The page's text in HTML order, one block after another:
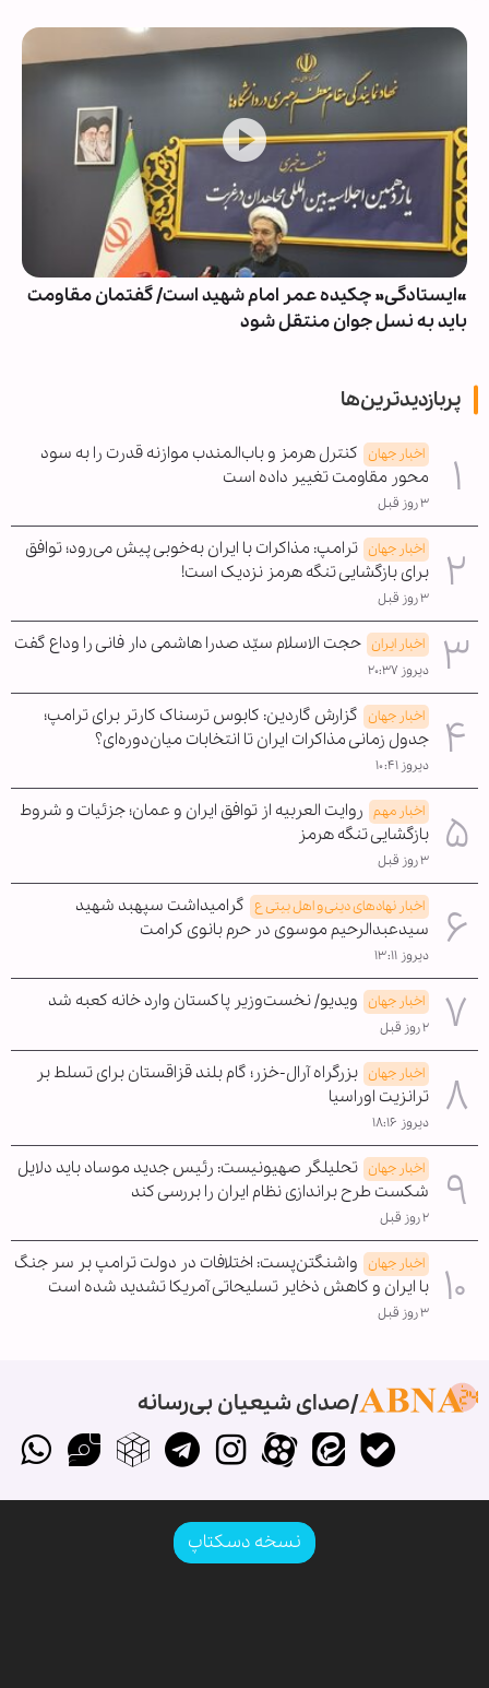
«ایستادگی» چکیده عمر امام شهید است/ گفتمان مقاومت
باید به نسل جوان منتقل شود
پربازدیدترین‌ها
اخبار جهان کنترل هرمز و باب‌المندب موازنه قدرت را به سود
محور مقاومت تغییر داده است
۳ روز قبل
اخبار جهان ترامپ: مذاکرات با ایران به‌خوبی پیش می‌رود؛ توافق
برای بازگشایی تنگه هرمز نزدیک است!
۳ روز قبل
اخبار ایران حجت الاسلام سیّد صدرا هاشمی دار فانی را وداع گفت
دیروز ۲۰:۳۷
اخبار جهان گزارش گاردین: کابوس ترسناک کارتر برای ترامپ؛
جدول زمانی مذاکرات ایران تا انتخابات میان‌دوره‌ای؟
دیروز ۱۰:۴۱
اخبار مهم روایت العربیه از توافق ایران و عمان؛ جزئیات و شروط
بازگشایی تنگه هرمز
۳ روز قبل
اخبار نهادهای دینی و اهل بیتی ع گرامیداشت سپهبد شهید
سیدعبدالرحیم موسوی در حرم بانوی کرامت
دیروز ۱۳:۱۱
اخبار جهان ویدیو/ نخست‌وزیر پاکستان وارد خانه کعبه شد
۲ روز قبل
اخبار جهان بزرگراه آرال-خزر؛ گام بلند قزاقستان برای تسلط بر
ترانزیت اوراسیا
دیروز ۱۸:۱۶
اخبار جهان تحلیلگر صهیونیست: رئیس جدید موساد باید دلایل
شکست طرح براندازی نظام ایران را بررسی کند
۲ روز قبل
اخبار جهان واشنگتن‌پست: اختلافات در دولت ترامپ بر سر جنگ
با ایران و کاهش ذخایر تسلیحاتی آمریکا تشدید شده است
۳ روز قبل
صدای شیعیان بی‌رسانه
نسخه دسکتاپ